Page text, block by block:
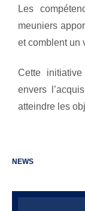
Les
meuniers
et comblent un
Cette
envers
atteindre les
NEWS